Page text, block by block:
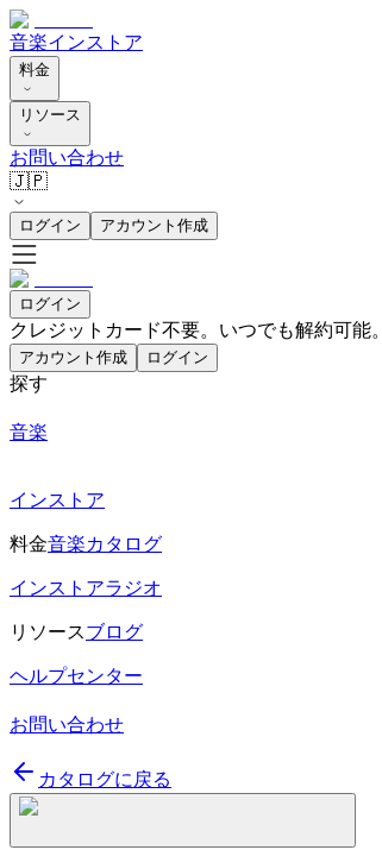
音楽インストア
料金
リソース
お問い合わせ
🇯🇵
ログイン アカウント作成
ログイン
クレジットカード不要。いつでも解約可能。
アカウント作成 ログイン
探す
音楽
インストア
料金音楽カタログ
インストアラジオ
リソースブログ
ヘルプセンター
お問い合わせ
カタログに戻る